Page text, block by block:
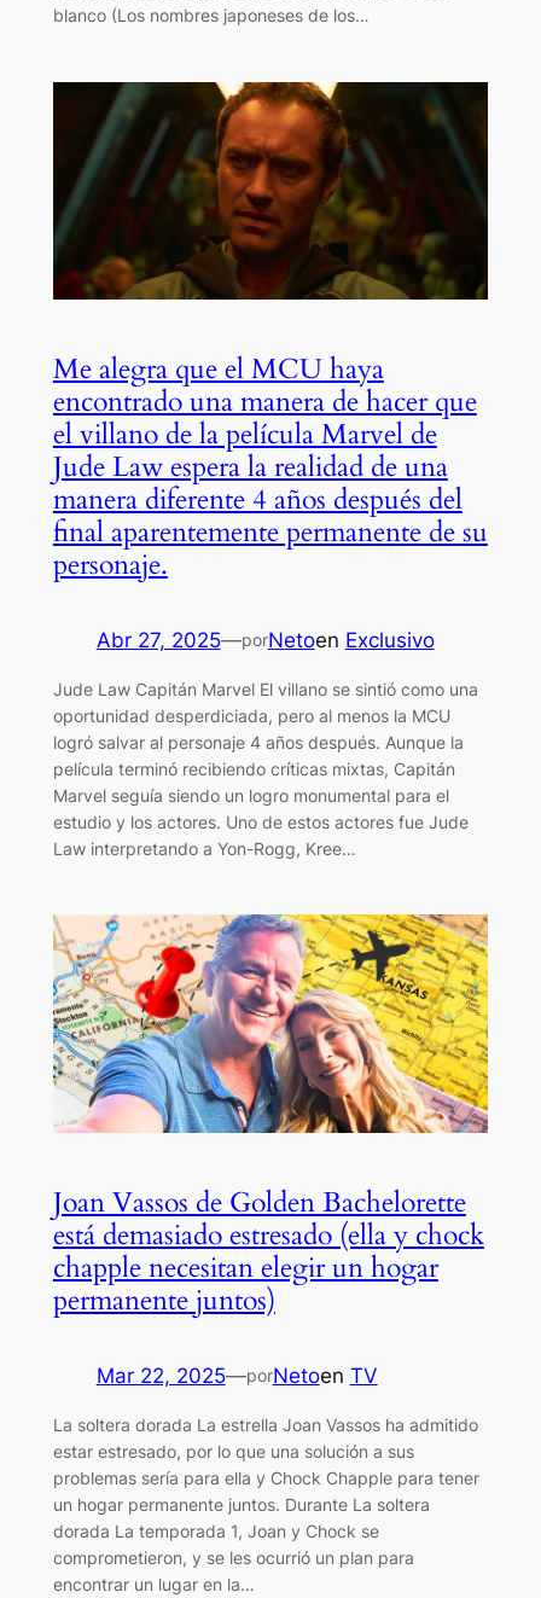
blanco (Los nombres japoneses de los…
Me alegra que el MCU haya
encontrado una manera de hacer que
el villano de la película Marvel de
Jude Law espera la realidad de una
manera diferente 4 años después del
final aparentemente permanente de su
personaje.
Abr 27, 2025—porNetoen Exclusivo
Jude Law Capitán Marvel El villano se sintió como una
oportunidad desperdiciada, pero al menos la MCU
logró salvar al personaje 4 años después. Aunque la
película terminó recibiendo críticas mixtas, Capitán
Marvel seguía siendo un logro monumental para el
estudio y los actores. Uno de estos actores fue Jude
Law interpretando a Yon-Rogg, Kree…
Joan Vassos de Golden Bachelorette
está demasiado estresado (ella y chock
chapple necesitan elegir un hogar
permanente juntos)
Mar 22, 2025—porNetoen TV
La soltera dorada La estrella Joan Vassos ha admitido
estar estresado, por lo que una solución a sus
problemas sería para ella y Chock Chapple para tener
un hogar permanente juntos. Durante La soltera
dorada La temporada 1, Joan y Chock se
comprometieron, y se les ocurrió un plan para
encontrar un lugar en la…